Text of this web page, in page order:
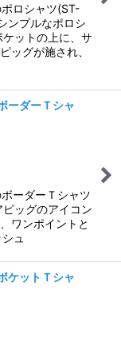
ロシャツ(ST-
ンプルなポロシ
ットの上に、サ
ッグが施され、
ーダーＴシャ
ーダーＴシャツ
ッグのアイコン
ワンポイントと
ュ
ケットＴシャ